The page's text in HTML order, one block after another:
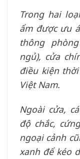
Trong hai
ẩm được ưu
thông
ngủ), cửa
điều kiện
Việt Nam.
Ngoài cửa,
độ chắc,
ngoại cảnh
xanh để kéo